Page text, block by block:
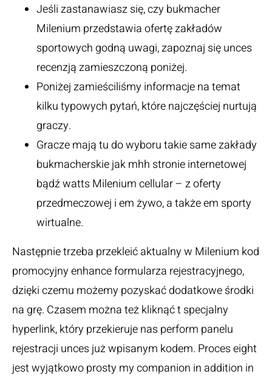
Jeśli zastanawiasz się, czy bukmacher
Milenium przedstawia ofertę zakładów
sportowych godną uwagi, zapoznaj się unces
recenzją zamieszczoną poniżej.
Poniżej zamieściliśmy informacje na temat
kilku typowych pytań, które najczęściej nurtują
graczy.
Gracze mają tu do wyboru takie same zakłady
bukmacherskie jak mhh stronie internetowej
bądź watts Milenium cellular – z oferty
przedmeczowej i em żywo, a także em sporty
wirtualne.
Następnie trzeba przekleić aktualny w Milenium kod
promocyjny enhance formularza rejestracyjnego,
dzięki czemu możemy pozyskać dodatkowe środki
na grę. Czasem można też kliknąć t specjalny
hyperlink, który przekieruje nas perform panelu
rejestracji unces już wpisanym kodem. Proces eight
jest wyjątkowo prosty my companion in addition in